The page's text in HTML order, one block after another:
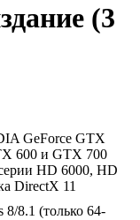
(3
GeForce GTX
600 и GTX 700
HD 6000, HD
DirectX 11
8/8.1 (только 64-